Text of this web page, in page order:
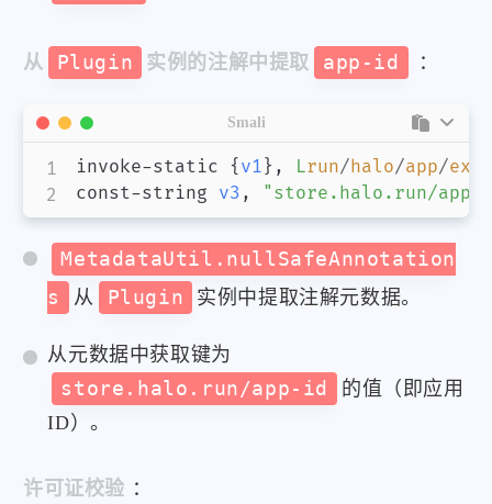
从 Plugin 实例的注解中提取 app-id ：
invoke-static { v1 } , Lrun/halo/app/
const-string v3 , "store.halo.run/app-
Smali
MetadataUtil.nullSafeAnnotation
s
从 Plugin 实例中提取注解元数据。
从元数据中获取键为
store.halo.run/app-id
的值（即应用
ID）。
许可证校验 ：